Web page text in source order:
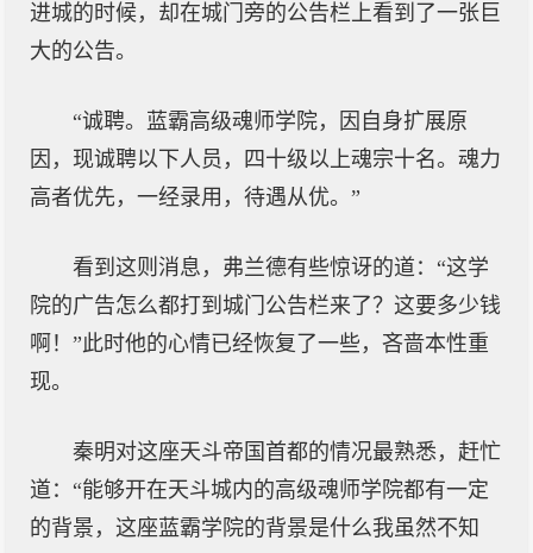
进城的时候，却在城门旁的公告栏上看到了一张巨
大的公告。
“诚聘。蓝霸高级魂师学院，因自身扩展原
因，现诚聘以下人员，四十级以上魂宗十名。魂力
高者优先，一经录用，待遇从优。”
看到这则消息，弗兰德有些惊讶的道：“这学
院的广告怎么都打到城门公告栏来了？这要多少钱
啊！”此时他的心情已经恢复了一些，吝啬本性重
现。
秦明对这座天斗帝国首都的情况最熟悉，赶忙
道：“能够开在天斗城内的高级魂师学院都有一定
的背景，这座蓝霸学院的背景是什么我虽然不知